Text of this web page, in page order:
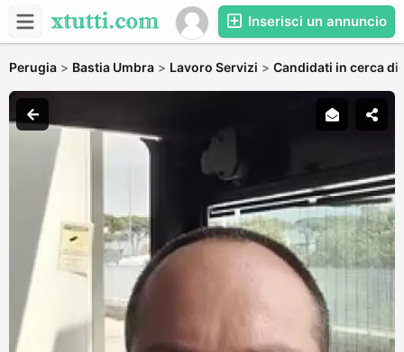
Inserisci un annuncio
Perugia > Bastia Umbra > Lavoro Servizi > Candidati in cerca di